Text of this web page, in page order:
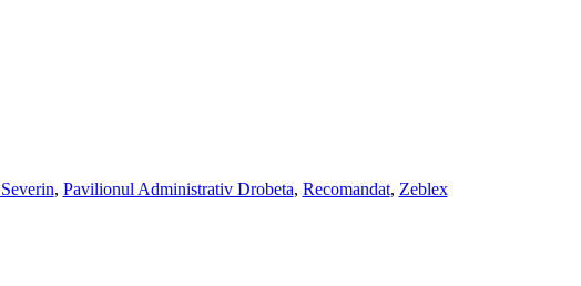
, Pavilionul Administrativ Drobeta, Recomandat, Zeblex